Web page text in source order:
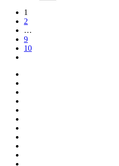
1
2
…
9
10